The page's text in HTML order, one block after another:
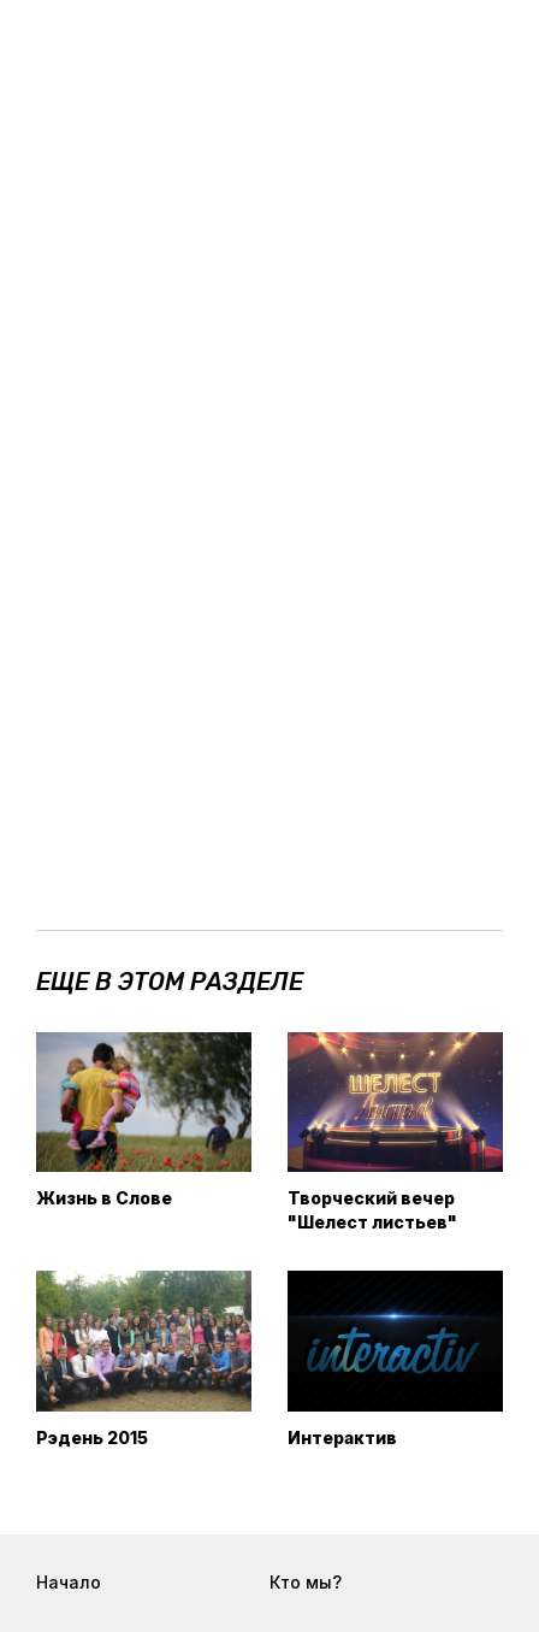
ЕЩЕ В ЭТОМ РАЗДЕЛЕ
Жизнь в Слове
Творческий вечер
"Шелест листьев"
Рэдень 2015 Интерактив
Начало Кто мы?